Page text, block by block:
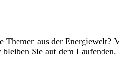
Themen aus der Energiewelt?
Sie auf dem Laufenden.